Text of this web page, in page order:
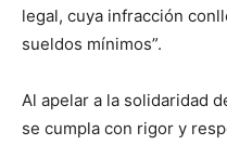
legal, cuya infracción
sueldos mínimos”.
Al apelar a la solidaridad
se cumpla con rigor y